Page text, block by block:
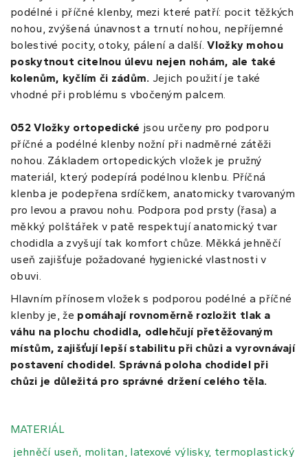
podélné i příčné klenby, mezi které patří: pocit těžkých
nohou, zvýšená únavnost a trnutí nohou, nepříjemné
bolestivé pocity, otoky, pálení a další. Vložky mohou
poskytnout citelnou úlevu nejen nohám, ale také
kolenům, kyčlím či zádům. Jejich použití je také
vhodné při problému s vbočeným palcem.
052 Vložky ortopedické jsou určeny pro podporu
příčné a podélné klenby nožní při nadměrné zátěži
nohou. Základem ortopedických vložek je pružný
materiál, který podepírá podélnou klenbu. Příčná
klenba je podepřena srdíčkem, anatomicky tvarovaným
pro levou a pravou nohu. Podpora pod prsty (řasa) a
měkký polštářek v patě respektují anatomický tvar
chodidla a zvyšují tak komfort chůze. Měkká jehněčí
useň zajišťuje požadované hygienické vlastnosti v
obuvi.
Hlavním přínosem vložek s podporou podélné a příčné
klenby je, že pomáhají rovnoměrně rozložit tlak a
váhu na plochu chodidla, odlehčují přetěžovaným
místům, zajišťují lepší stabilitu při chůzi a vyrovnávají
postavení chodidel. Správná poloha chodidel při
chůzi je důležitá pro správné držení celého těla.
MATERIÁL
jehněčí useň, molitan, latexové výlisky, termoplastický